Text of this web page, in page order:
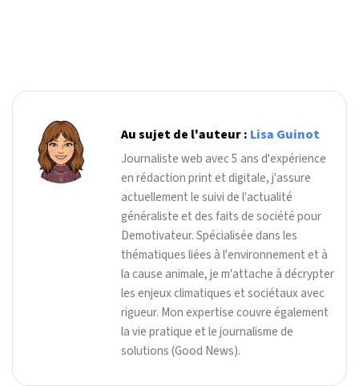
Au sujet de l'auteur : Lisa Guinot
Journaliste web avec 5 ans d'expérience
en rédaction print et digitale, j'assure
actuellement le suivi de l'actualité
généraliste et des faits de société pour
Demotivateur. Spécialisée dans les
thématiques liées à l'environnement et à
la cause animale, je m'attache à décrypter
les enjeux climatiques et sociétaux avec
rigueur. Mon expertise couvre également
la vie pratique et le journalisme de
solutions (Good News).